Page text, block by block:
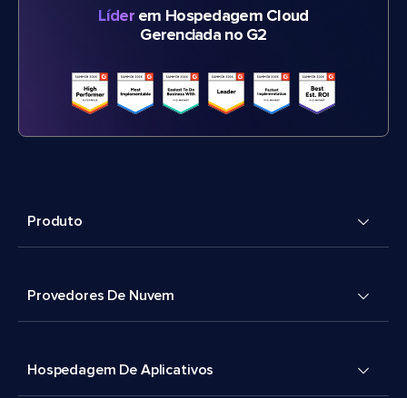
Líderem Hospedagem Cloud
Gerenciada no G2
Produto
Provedores De Nuvem
Hospedagem De Aplicativos